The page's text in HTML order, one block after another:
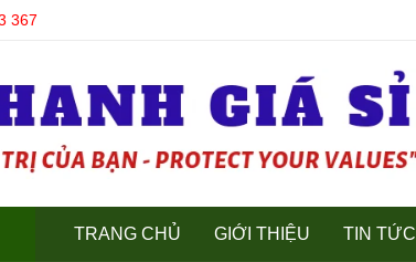
367
TRANG CHỦ GIỚI THIỆU TIN TỨC